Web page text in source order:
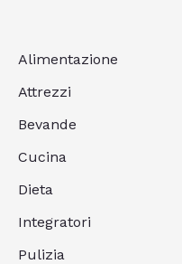
Alimentazione
Attrezzi
Bevande
Cucina
Dieta
Integratori
Pulizia